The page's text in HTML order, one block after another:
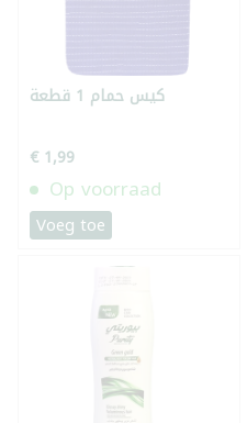
كيس حمام 1 قطعة
€ 1,99
Op voorraad
Voeg toe